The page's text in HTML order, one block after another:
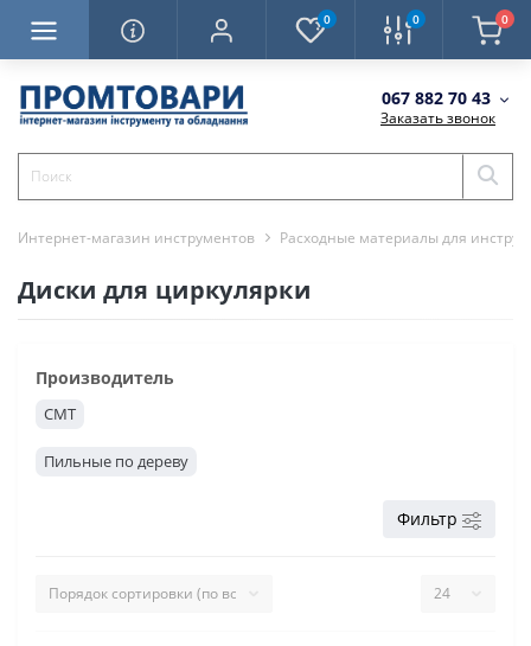
0 0 0
067 882 70 43
Заказать звонок
Интернет-магазин инструментов Расходные материалы для
Диски для циркулярки
Производитель
CMT
Пильные по дереву
Фильтр